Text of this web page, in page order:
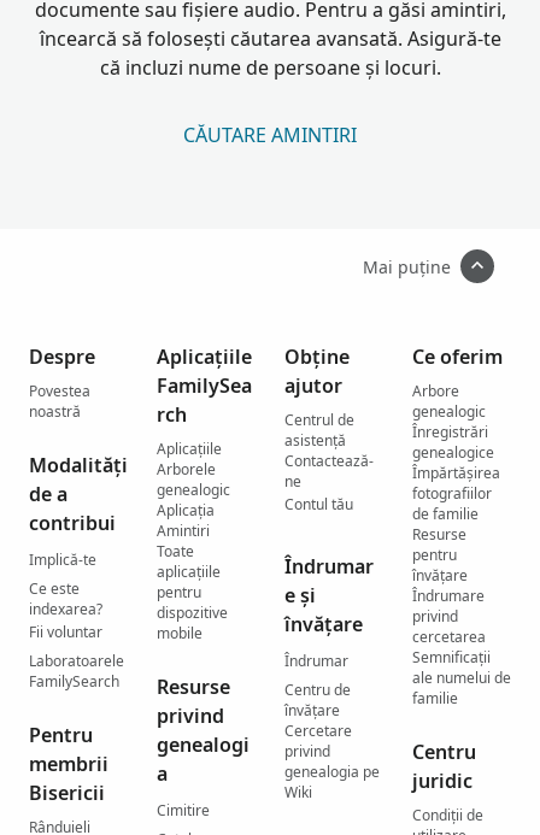
documente sau fișiere audio. Pentru a găsi amintiri,
încearcă să folosești căutarea avansată. Asigură-te
că incluzi nume de persoane și locuri.
CĂUTARE AMINTIRI
Mai puține
Despre
Povestea
noastră
Modalități
de a
contribui
Implică-te
Ce este
indexarea?
Fii voluntar
Laboratoarele
FamilySearch
Pentru
membrii
Bisericii
Rânduieli
Aplicațiile
FamilySea
rch
Aplicațiile
Arborele
genealogic
Aplicația
Amintiri
Toate
aplicațiile
pentru
dispozitive
mobile
Resurse
privind
genealogi
a
Cimitire
Obține
ajutor
Centrul de
asistenţă
Contactează-
ne
Contul tău
Îndrumar
e și
învățare
Îndrumar
Centru de
învățare
Cercetare
privind
genealogia pe
Wiki
Ce oferim
Arbore
genealogic
Înregistrări
genealogice
Împărtășirea
fotografiilor
de familie
Resurse
pentru
învățare
Îndrumare
privind
cercetarea
Semnificații
ale numelui de
familie
Centru
juridic
Condiții de